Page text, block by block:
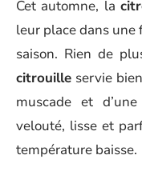
Cet automne, la
leur place dans
saison. Rien de
citrouille servie
muscade et
velouté, lisse et
température baisse.